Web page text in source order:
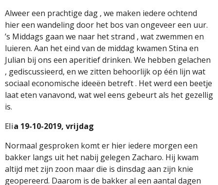
Alweer een prachtige dag , we maken iedere ochtend
hier een wandeling door het bos van ongeveer een uur.
’s Middags gaan we naar het strand , wat zwemmen en
luieren. Aan het eind van de middag kwamen Stina en
Julian bij ons een aperitief drinken. We hebben gelachen
, gediscussieerd, en we zitten behoorlijk op één lijn wat
sociaal economische ideeën betreft . Het werd een beetje
laat eten vanavond, wat wel eens gebeurt als het gezellig
is.
Elia 19-10-2019, vrijdag
Normaal gesproken komt er hier iedere morgen een
bakker langs uit het nabij gelegen Zacharo. Hij kwam
altijd met zijn zoon maar die is dinsdag aan zijn knie
geopereerd. Daarom is de bakker al een aantal dagen